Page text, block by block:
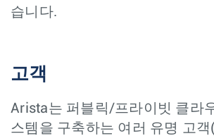
습니다.
고객
Arista는 퍼블릭/프라이빗 클라
스템을 구축하는 여러 유명 고